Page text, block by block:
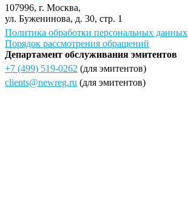
107996, г. Москва,
ул. Буженинова, д. 30, стр. 1
Политика обработки персональных данных
Порядок рассмотрения обращений
Департамент обслуживания эмитентов
+7 (499) 519-0262 (для эмитентов)
clients@newreg.ru (для эмитентов)